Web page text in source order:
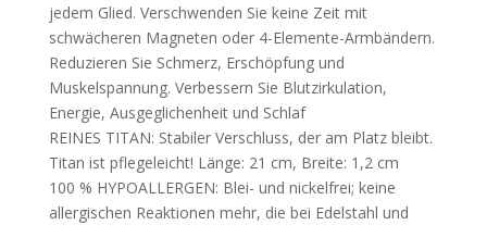
jedem Glied. Verschwenden Sie keine Zeit mit
schwächeren Magneten oder 4-Elemente-Armbändern.
Reduzieren Sie Schmerz, Erschöpfung und
Muskelspannung. Verbessern Sie Blutzirkulation,
Energie, Ausgeglichenheit und Schlaf
REINES TITAN: Stabiler Verschluss, der am Platz bleibt.
Titan ist pflegeleicht! Länge: 21 cm, Breite: 1,2 cm
100 % HYPOALLERGEN: Blei- und nickelfrei; keine
allergischen Reaktionen mehr, die bei Edelstahl und